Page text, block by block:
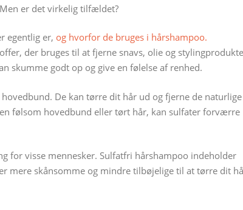
er det virkelig tilfældet?
egentlig er, og hvorfor de bruges i hårshampoo.
der bruges til at fjerne snavs, olie og
skumme godt op og give en følelse af renhed.
De kan tørre dit hår ud og fjerne de naturlige
følsom hovedbund eller tørt hår, kan sulfater forværre
for visse mennesker. Sulfatfri hårshampoo indeholder
mere skånsomme og mindre tilbøjelige til at tørre dit